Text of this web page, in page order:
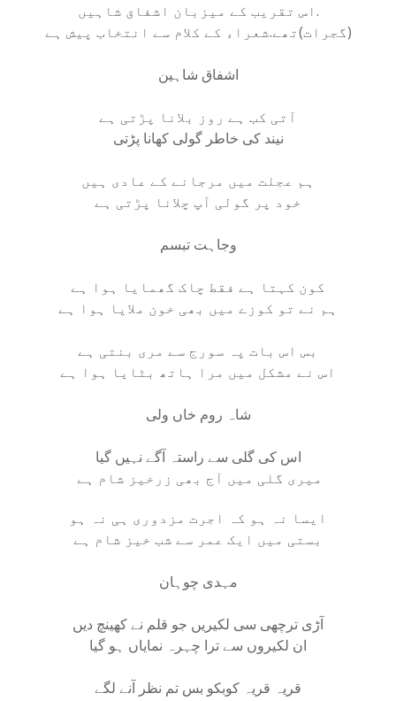
.اس تقریب کے میزبان اشفاق شاہیں
(گجرات)تھے.شعراء کے کلام سے انتخاب پیش ہے
اشفاق شاہین
آتی کب ہے روز بلانا پڑتی ہے
نیند کی خاطر گولی کھانا پڑتی
ہم عجلت میں مرجانے کے عادی ہیں
خود پر گولی آپ چلانا پڑتی ہے
وجاہت تبسم
کون کہتا ہے فقط چاک گھمایا ہوا ہے
ہم نے تو کوزے میں بھی خون ملایا ہوا ہے
بس اس بات پہ سورج سے مری بنتی ہے
اس نے مشکل میں مرا ہاتھ بٹایا ہوا ہے
شاہ روم خاں ولی
اس کی گلی سے راستہ آگے نہیں گیا
میری گلی میں آج بھی زرخیز شام ہے
ایسا نہ ہو کہ اجرت مزدوری ہی نہ ہو
بستی میں ایک عمر سے شب خیز شام ہے
مہدی چوہان
آڑی ترچھی سی لکیریں جو قلم نے کھینچ دیں
ان لکیروں سے ترا چہرہ نمایاں ہو گیا
قریہ قریہ کوبکو بس تم نظر آنے لگے